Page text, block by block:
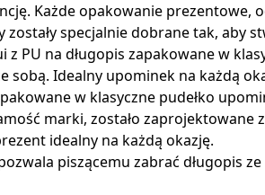
Każde opakowanie prezentowe,
specjalnie dobrane tak, aby
PU na długopis zapakowane w
sobą. Idealny upominek na każdą
w klasyczne pudełko
marki, zostało
idealny na każdą okazję.
piszącemu zabrać długopis ze